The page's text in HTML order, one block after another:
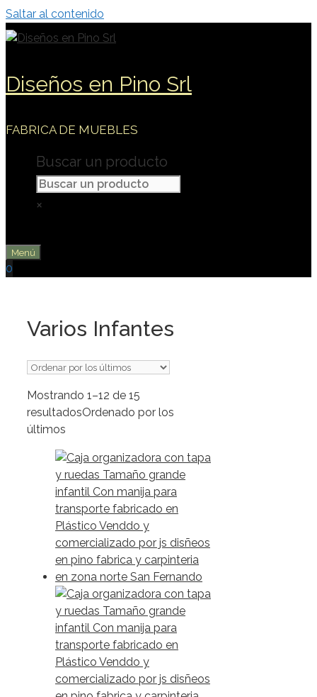
Saltar al contenido
Diseños en Pino Srl
FABRICA DE MUEBLES
Buscar un producto
×
Menú
0
Varios Infantes
Mostrando 1–12 de 15
resultadosOrdenado por los
últimos